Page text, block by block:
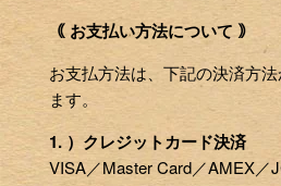
｟ お支払い方法について ｠
お支払方法は、下記の決済方
ます。
1. ）クレジットカード決済
VISA／Master Card／AMEX／